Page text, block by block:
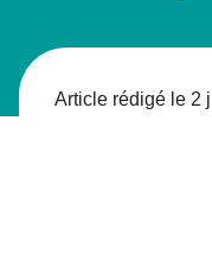
Article rédigé le 2